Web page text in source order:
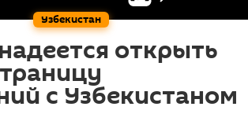
Узбекистан
открыть
с Узбекистаном